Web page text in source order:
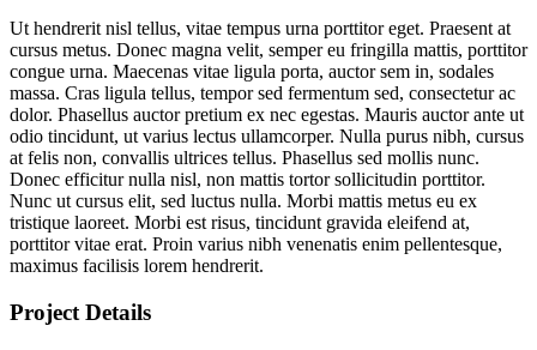
Ut hendrerit nisl tellus, vitae tempus urna porttitor eget. Praesent at
cursus metus. Donec magna velit, semper eu fringilla mattis, porttitor
congue urna. Maecenas vitae ligula porta, auctor sem in, sodales
massa. Cras ligula tellus, tempor sed fermentum sed, consectetur ac
dolor. Phasellus auctor pretium ex nec egestas. Mauris auctor ante ut
odio tincidunt, ut varius lectus ullamcorper. Nulla purus nibh, cursus
at felis non, convallis ultrices tellus. Phasellus sed mollis nunc.
Donec efficitur nulla nisl, non mattis tortor sollicitudin porttitor.
Nunc ut cursus elit, sed luctus nulla. Morbi mattis metus eu ex
tristique laoreet. Morbi est risus, tincidunt gravida eleifend at,
porttitor vitae erat. Proin varius nibh venenatis enim pellentesque,
maximus facilisis lorem hendrerit.
Project Details